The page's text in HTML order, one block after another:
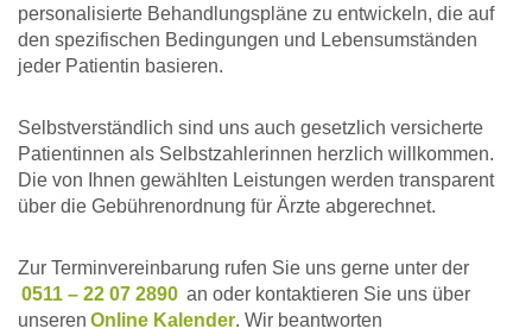
personalisierte Behandlungspläne zu entwickeln, die auf
den spezifischen Bedingungen und Lebensumständen
jeder Patientin basieren.
Selbstverständlich sind uns auch gesetzlich versicherte
Patientinnen als Selbstzahlerinnen herzlich willkommen.
Die von Ihnen gewählten Leistungen werden transparent
über die Gebührenordnung für Ärzte abgerechnet.
Zur Terminvereinbarung rufen Sie uns gerne unter der
0511 – 22 07 2890 an oder kontaktieren Sie uns über
unseren Online Kalender. Wir beantworten